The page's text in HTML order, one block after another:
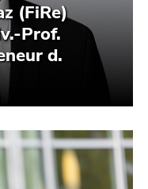
(FiRe)
Prof.
d.